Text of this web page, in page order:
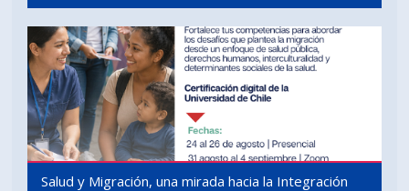
Salud y Migración, una mirada hacia la Integración